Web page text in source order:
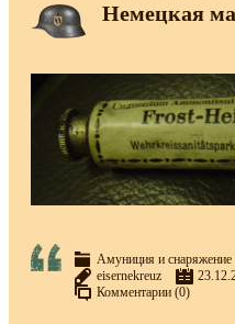
Немецкая
Амуниция и снаряжение
eisernekreuz
Комментарии (0)